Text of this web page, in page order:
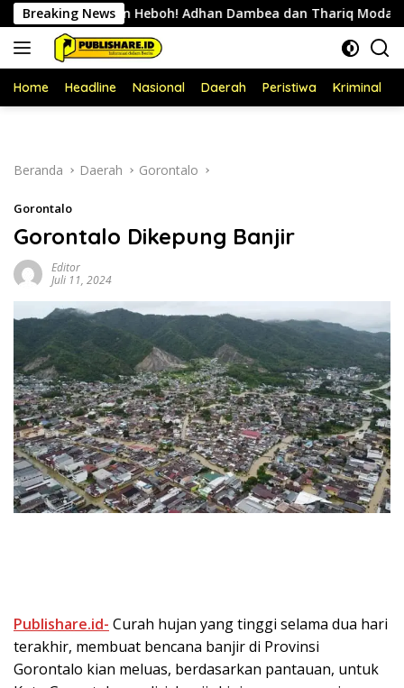
Langsung
ke
konten
Breaking News
Bikin Heboh! Adhan Dambea dan Thariq Modanggu
Home Headline Nasional Daerah Peristiwa Kriminal
Beranda Daerah Gorontalo
Gorontalo
Gorontalo Dikepung Banjir
Editor
Juli 11, 2024
Publishare.id- Curah hujan yang tinggi selama dua hari
terakhir, membuat bencana banjir di Provinsi
Gorontalo kian meluas, berdasarkan pantauan, untuk